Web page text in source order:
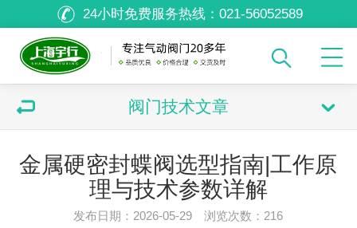
24小时免费服务热线： 021-56052589
阀门技术文章
金属硬密封蝶阀选型指南|工作原
理与技术参数详解
发布日期：2026-05-29 浏览次数： 216